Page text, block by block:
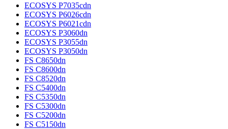
ECOSYS P7035cdn
ECOSYS P6026cdn
ECOSYS P6021cdn
ECOSYS P3060dn
ECOSYS P3055dn
ECOSYS P3050dn
FS C8650dn
FS C8600dn
FS C8520dn
FS C5400dn
FS C5350dn
FS C5300dn
FS C5200dn
FS C5150dn